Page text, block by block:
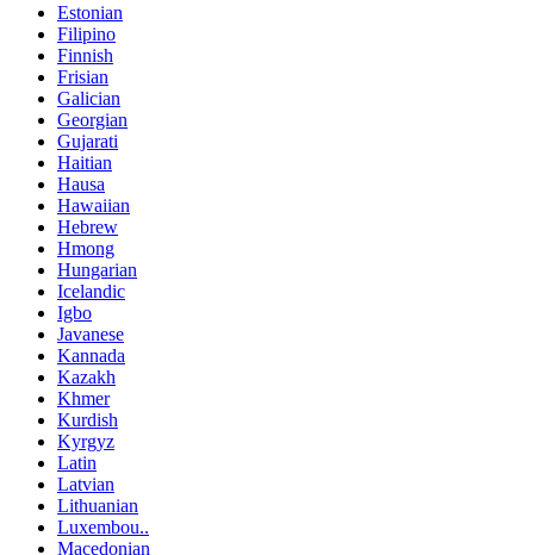
Estonian
Filipino
Finnish
Frisian
Galician
Georgian
Gujarati
Haitian
Hausa
Hawaiian
Hebrew
Hmong
Hungarian
Icelandic
Igbo
Javanese
Kannada
Kazakh
Khmer
Kurdish
Kyrgyz
Latin
Latvian
Lithuanian
Luxembou..
Macedonian